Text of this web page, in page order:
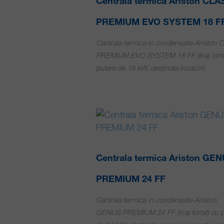
PREMIUM EVO SYSTEM 18
Centrala termica in condensatie Ariston
PREMIUM EVO SYSTEM 18 FF (tiraj
putere de 18 kW, destinata incalzirii.
Centrala termica Ariston
PREMIUM 24 FF
Centrala termica in condensatie Ariston
GENUS PREMIUM 24 FF (tiraj fortat) cu